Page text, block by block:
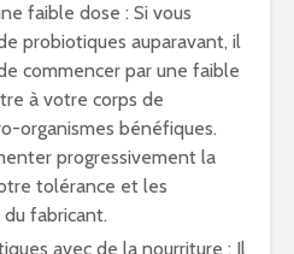
faible dose : Si vous
probiotiques auparavant, il
commencer par une faible
à votre corps de
organismes bénéfiques.
progressivement la
tolérance et les
fabricant.
avec de la nourriture : Il